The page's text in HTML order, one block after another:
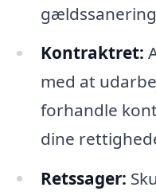
Kontraktret:
med at
forhandle
dine
Retssager: